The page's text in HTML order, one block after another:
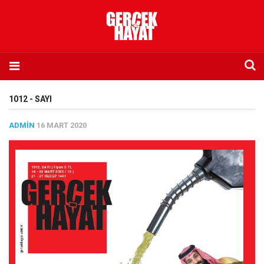
İletişim
Abone olmak istiyorum
Satış noktası listesi
Eksik sayıların temini
Sosyal Medya
Twitter
1012 - SAYI
ADMIN 16 MART 2020